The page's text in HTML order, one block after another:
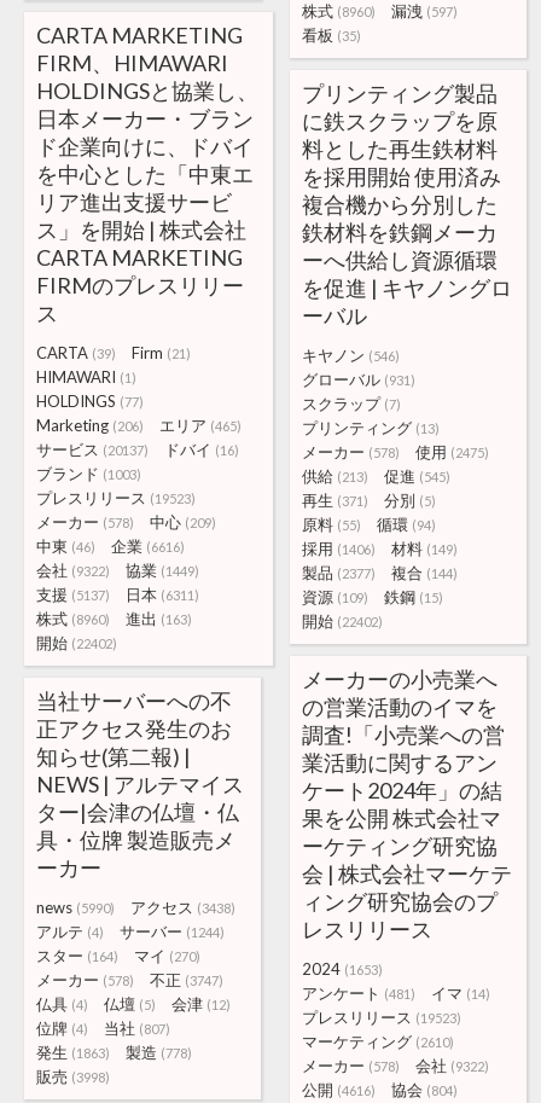
株式 (8960) 漏洩 (597)
看板 (35)
CARTA MARKETING
FIRM、HIMAWARI
HOLDINGSと協業し、
日本メーカー・ブラン
ド企業向けに、ドバイ
を中心とした「中東エ
リア進出支援サービ
ス」を開始 | 株式会社
CARTA MARKETING
FIRMのプレスリリー
ス
CARTA (39) Firm (21)
HIMAWARI (1)
HOLDINGS (77)
Marketing (206) エリア (465)
サービス (20137) ドバイ (16)
ブランド (1003)
プレスリリース (19523)
メーカー (578) 中心 (209)
中東 (46) 企業 (6616)
会社 (9322) 協業 (1449)
支援 (5137) 日本 (6311)
株式 (8960) 進出 (163)
開始 (22402)
プリンティング製品
に鉄スクラップを原
料とした再生鉄材料
を採用開始 使用済み
複合機から分別した
鉄材料を鉄鋼メーカ
ーへ供給し資源循環
を促進 | キヤノングロ
ーバル
キヤノン (546)
グローバル (931)
スクラップ (7)
プリンティング (13)
メーカー (578) 使用 (2475)
供給 (213) 促進 (545)
再生 (371) 分別 (5)
原料 (55) 循環 (94)
採用 (1406) 材料 (149)
製品 (2377) 複合 (144)
資源 (109) 鉄鋼 (15)
開始 (22402)
メーカーの小売業へ
の営業活動のイマを
調査!「小売業への営
業活動に関するアン
ケート2024年」の結
果を公開 株式会社マ
ーケティング研究協
会 | 株式会社マーケテ
ィング研究協会のプ
レスリリース
2024 (1653)
アンケート (481) イマ (14)
プレスリリース (19523)
マーケティング (2610)
メーカー (578) 会社 (9322)
公開 (4616) 協会 (804)
当社サーバーへの不
正アクセス発生のお
知らせ(第二報) |
NEWS | アルテマイス
ター|会津の仏壇・仏
具・位牌 製造販売メ
ーカー
news (5990) アクセス (3438)
アルテ (4) サーバー (1244)
スター (164) マイ (270)
メーカー (578) 不正 (3747)
仏具 (4) 仏壇 (5) 会津 (12)
位牌 (4) 当社 (807)
発生 (1863) 製造 (778)
販売 (3998)